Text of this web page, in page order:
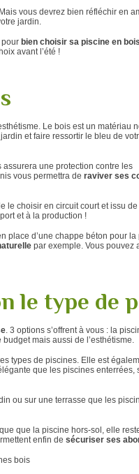
vous devrez bien réfléchir en
jardin.
pour bien choisir sa piscine en bois
avant l’été !
Le bois est un matériau
et faire ressortir le bleu de
assurera une protection contre les
vous permettra de raviver ses
le choisir en circuit court et issu de
et à la production !
place d’une chappe béton pour la
par exemple. Vous pouvez
le type de
. 3 options s’offrent à vous : la
mais aussi de l’esthétisme.
types de piscines. Elle est
que les piscines enterrées,
ou sur une terrasse que les
que la piscine hors-sol, elle
enfin de sécuriser ses